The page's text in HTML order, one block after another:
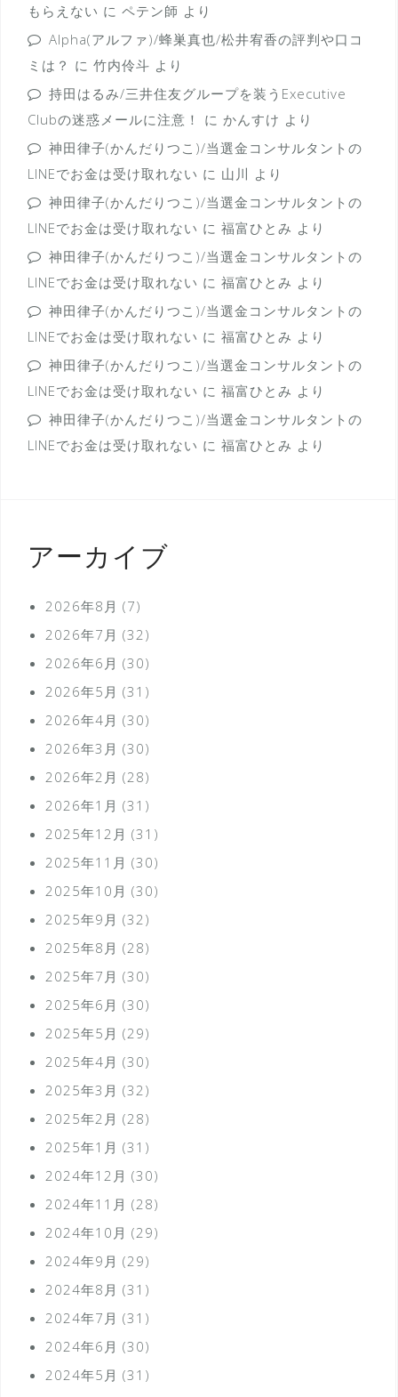
もらえない に ペテン師 より
Alpha(アルファ)/蜂巣真也/松井宥香の評判や口コ
ミは？ に 竹内伶斗 より
持田はるみ/三井住友グループを装うExecutive
Clubの迷惑メールに注意！
に かんすけ より
神田律子(かんだりつこ)/当選金コンサルタントの
LINEでお金は受け取れない に 山川 より
神田律子(かんだりつこ)/当選金コンサルタントの
LINEでお金は受け取れない に 福富ひとみ より
神田律子(かんだりつこ)/当選金コンサルタントの
LINEでお金は受け取れない に 福富ひとみ より
神田律子(かんだりつこ)/当選金コンサルタントの
LINEでお金は受け取れない に 福富ひとみ より
神田律子(かんだりつこ)/当選金コンサルタントの
LINEでお金は受け取れない に 福富ひとみ より
神田律子(かんだりつこ)/当選金コンサルタントの
LINEでお金は受け取れない に 福富ひとみ より
アーカイブ
2026年8月 (7)
2026年7月 (32)
2026年6月 (30)
2026年5月 (31)
2026年4月 (30)
2026年3月 (30)
2026年2月 (28)
2026年1月 (31)
2025年12月 (31)
2025年11月 (30)
2025年10月 (30)
2025年9月 (32)
2025年8月 (28)
2025年7月 (30)
2025年6月 (30)
2025年5月 (29)
2025年4月 (30)
2025年3月 (32)
2025年2月 (28)
2025年1月 (31)
2024年12月 (30)
2024年11月 (28)
2024年10月 (29)
2024年9月 (29)
2024年8月 (31)
2024年7月 (31)
2024年6月 (30)
2024年5月 (31)